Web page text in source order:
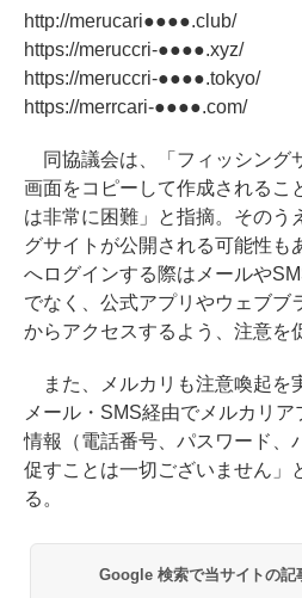
http://merucari●●●●.club/
https://meruccri-●●●●.xyz/
https://meruccri-●●●●.tokyo/
https://merrcari-●●●●.com/
同協議会は、「フィッシング
画面をコピーして作成されるこ
は非常に困難」と指摘。そのう
グサイトが公開される可能性も
へログインする際はメールや
でなく、公式アプリやウェブブ
からアクセスするよう、注意を
また、メルカリも注意喚起を
メール・SMS経由でメルカリ
情報（電話番号、パスワード、
促すことは一切ございません」
る。
Google 検索で当サイトの記